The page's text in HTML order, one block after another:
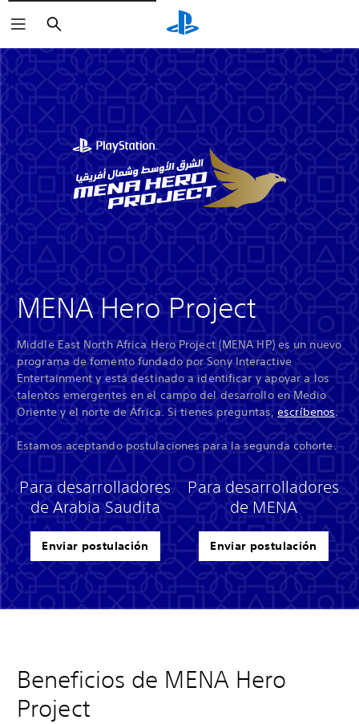
Buscar
MENA Hero Project
Middle East North Africa Hero Project (MENA HP) es un nuevo
programa de fomento fundado por Sony Interactive
Entertainment y está destinado a identificar y apoyar a los
talentos emergentes en el campo del desarrollo en Medio
Oriente y el norte de África. Si tienes preguntas,escríbenos.
Estamos aceptando postulaciones para la segunda cohorte.
Para desarrolladores
de Arabia Saudita
Enviar postulación
Para desarrolladores
de MENA
Enviar postulación
Beneficios de MENA Hero
Project